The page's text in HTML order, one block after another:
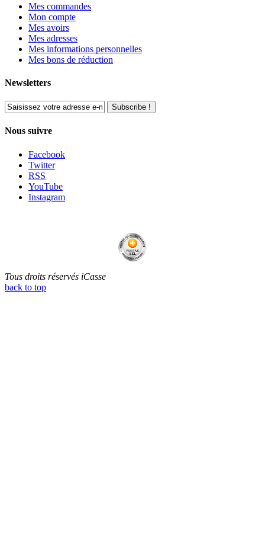
Mes commandes
Mon compte
Mes avoirs
Mes adresses
Mes informations personnelles
Mes bons de réduction
Newsletters
Subscribe !
Nous suivre
Facebook
Twitter
RSS
YouTube
Instagram
Tous droits réservés iCasse
back to top